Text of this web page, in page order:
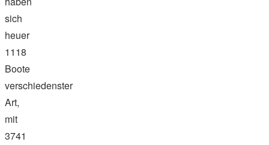
sich
heuer
1118
Boote
verschiedenster
Art,
mit
3741